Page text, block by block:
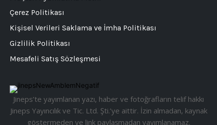
Jineps’te yayımlanan yazı, haber ve fotoğrafların telif hakkı
Jineps Yayıncılık ve Tic. Ltd. Şti.’ye aittir. İzin almadan, kaynak
göstermeden ve link paylaşmadan yayımlanamaz.
Çerez Politikası
Kişisel Verileri Saklama ve İmha Politikası
Gizlilik Politikası
Mesafeli Satış Sözleşmesi